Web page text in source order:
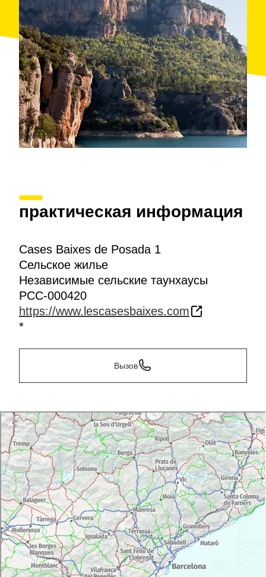
практическая информация
Cases Baixes de Posada 1
Сельское жилье
Независимые сельские таунхаусы
PCC-000420
https://www.lescasesbaixes.com
*
Вызов